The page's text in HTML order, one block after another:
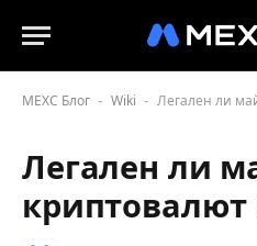
MEXC Блог - Wiki - Легален ли
Легален ли
криптовалют